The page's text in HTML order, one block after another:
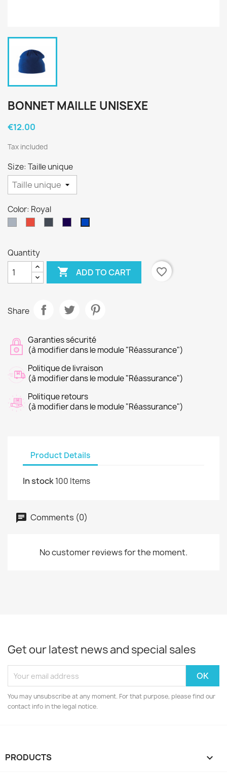
BONNET MAILLE UNISEXE
€12.00
Tax included
Size: Taille unique
Color: Royal
Quantity
 ADD TO CART favorite_border
Share
Garanties sécurité
(à modifier dans le module "Réassurance")
Politique de livraison
(à modifier dans le module "Réassurance")
Politique retours
(à modifier dans le module "Réassurance")
Product Details
In stock100 Items
Comments (0)
No customer reviews for the moment.
Get our latest news and special sales
You may unsubscribe at any moment. For that purpose, please find our
contact info in the legal notice.
PRODUCTS 